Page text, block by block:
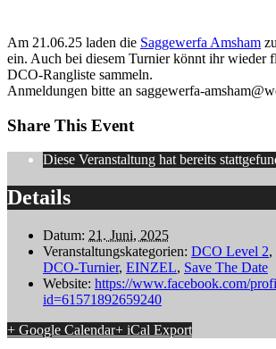
Am 21.06.25 laden die Saggewerfa Amsham
ein. Auch bei diesem Turnier könnt ihr wieder
DCO-Rangliste sammeln.
Anmeldungen bitte an saggewerfa-
Share This Event
Diese Veranstaltung hat bereits
Details
Datum: 21. Juni, 2025
Veranstaltungskategorien: DCO Level 2,
DCO-Turnier, EINZEL, Save The Date
Website: https://www.facebook.com/
id=61571892659240
+ Google Calendar+ iCal Export